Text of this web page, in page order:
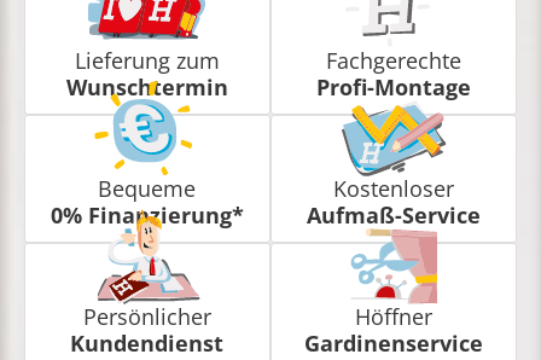
Lieferung zum
Wunschtermin
Fachgerechte
Profi-Montage
Bequeme
0% Finanzierung*
Kostenloser
Aufmaß-Service
Persönlicher
Kundendienst
Höffner
Gardinenservice